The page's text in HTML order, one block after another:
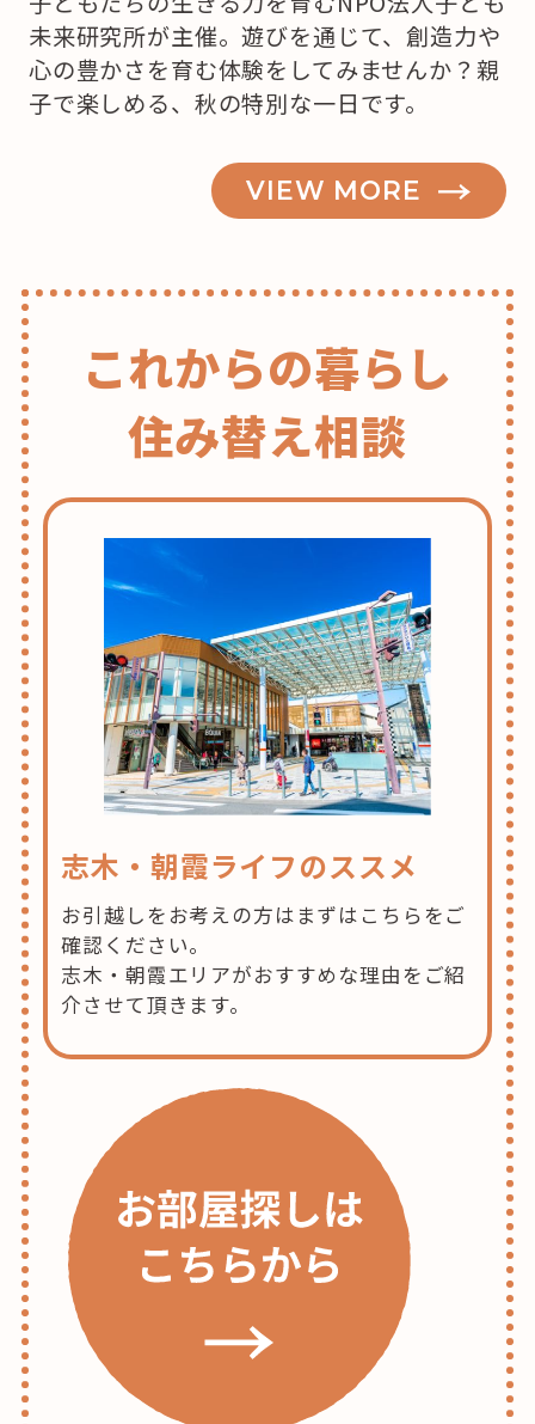
未来研究所が主催。遊びを通じて、創造力や
心の豊かさを育む体験をしてみませんか？親
子で楽しめる、秋の特別な一日です。
VIEW MORE
これからの暮らし
住み替え相談
志木・朝霞ライフのススメ
お引越しをお考えの方はまずはこちらをご
確認ください。
志木・朝霞エリアがおすすめな理由をご紹
介させて頂きます。